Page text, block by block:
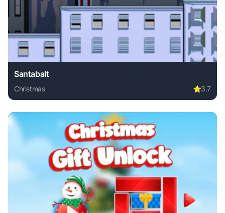
Santabalt
Christmas ⭐3.7
Play Santabalt online free. christmas game, no download